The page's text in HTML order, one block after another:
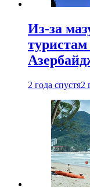
Из-за
2 года спустя2